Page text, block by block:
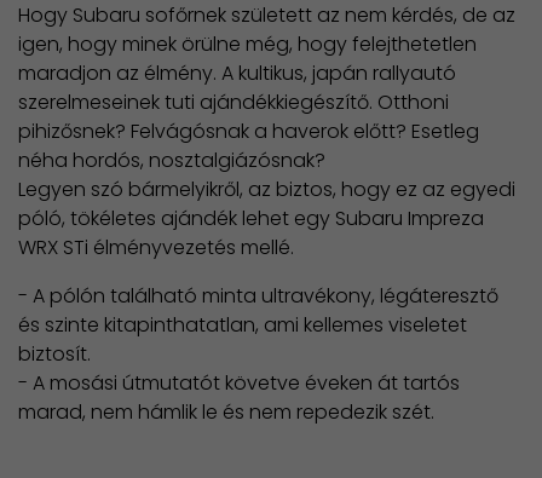
Hogy Subaru sofőrnek született az nem kérdés, de az
igen, hogy minek örülne még, hogy felejthetetlen
maradjon az élmény. A kultikus, japán rallyautó
szerelmeseinek tuti ajándékkiegészítő. Otthoni
pihizősnek? Felvágósnak a haverok előtt? Esetleg
néha hordós, nosztalgiázósnak?
Legyen szó bármelyikről, az biztos, hogy ez az egyedi
póló, tökéletes ajándék lehet egy Subaru Impreza
WRX STi élményvezetés mellé.
- A pólón található minta ultravékony, légáteresztő
és szinte kitapinthatatlan, ami kellemes viseletet
biztosít.
- A mosási útmutatót követve éveken át tartós
marad, nem hámlik le és nem repedezik szét.